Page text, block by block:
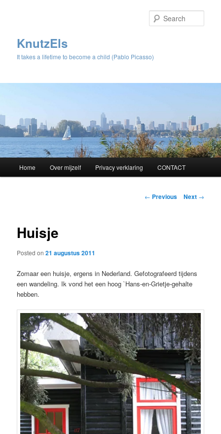
KnutzEls
It takes a lifetime to become a child (Pablo Picasso)
Skip
content
Home Over mijzelf Privacy verklaring CONTACT
Post
← Previous Next →
Huisje
Posted on21 augustus 2011
Zomaar een huisje, ergens in Nederland. Gefotografeerd tijdens
een wandeling. Ik vond het een hoog `Hans-en-Grietje-gehalte
hebben.